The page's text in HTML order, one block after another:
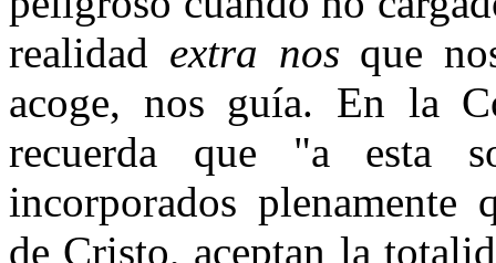
realidad extra nos que
acoge, nos guía. En la
recuerda que "a esta
incorporados plenamente
de Cristo, aceptan la